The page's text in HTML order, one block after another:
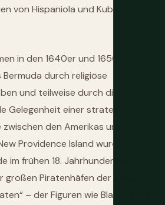
von Hispaniola und Kuba
in den 1640er und 1650er
durch religiöse
und teilweise durch die
Gelegenheit einer strategisch
den Amerikas und
Providence Island wurde zur
im frühen 18. Jahrhundert wurde
großen Piratenhäfen der Karibik –
– der Figuren wie Blackbeard